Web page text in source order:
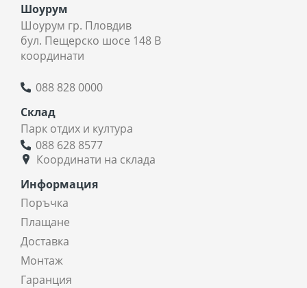
Шоурум
Шоурум гр. Пловдив
бул. Пещерско шосе 148 В
координати
088 828 0000
Склад
Парк отдих и култура
088 628 8577
Координати на склада
Информация
Поръчка
Плащане
Доставка
Монтаж
Гаранция